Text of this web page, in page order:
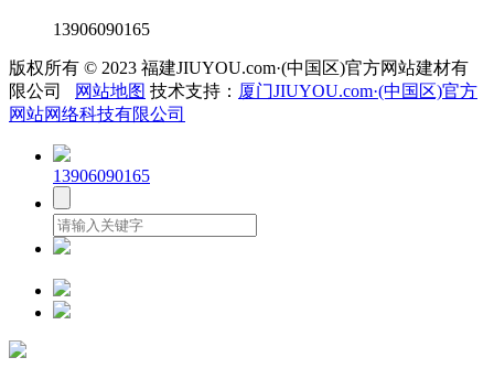
13906090165
版权所有 © 2023 福建JIUYOU.com·(中国区)官方网站建材有
限公司
网站地图 技术支持： 厦门JIUYOU.com·(中国区)官方
网站网络科技有限公司
13906090165